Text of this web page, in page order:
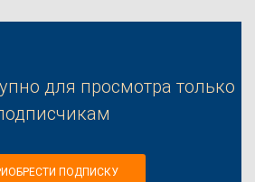
для просмотра только
ПОДПИСКУ